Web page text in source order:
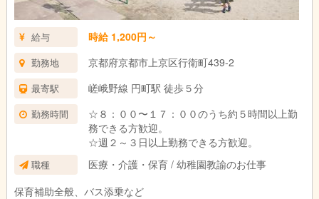
給与 時給 1,200円～
勤務地 京都府京都市上京区行衛町439-2
最寄駅 嵯峨野線 円町駅 徒歩５分
勤務時間
☆８：００〜１７：００のうち約５時間以上勤
務できる方歓迎。
☆週２～３日以上勤務できる方歓迎。
職種
医療・介護・保育 / 幼稚園教諭のお仕事
保育補助全般、バス添乗など